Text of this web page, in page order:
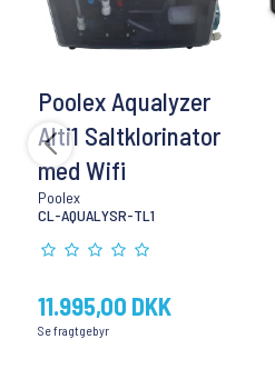
Poolex Aqualyzer
Alti1 Saltklorinator
med Wifi
Poolex
CL-AQUALYSR-TL1
11.995,00 DKK
Se fragtgebyr